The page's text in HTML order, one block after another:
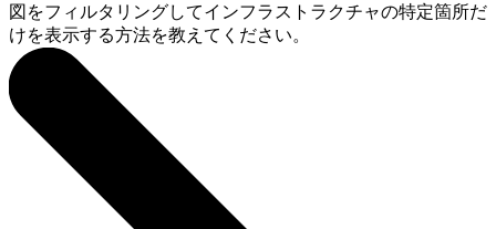
図をフィルタリングしてインフラストラクチャの特定箇所だ
けを表示する方法を教えてください。